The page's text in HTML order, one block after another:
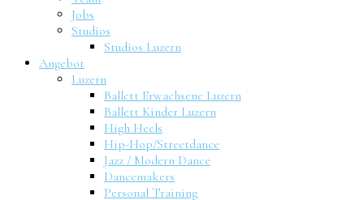
Jobs
Studios
Studios Luzern
Angebot
Luzern
Ballett Erwachsene Luzern
Ballett Kinder Luzern
High Heels
Hip-Hop/Streetdance
Jazz / Modern Dance
Dancemakers
Personal Training